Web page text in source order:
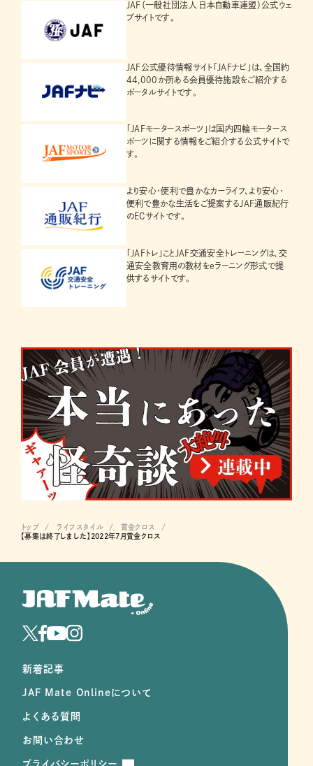
JAF（一般社団法人 日本自動車連盟）公式ウェ
ブサイトです。
JAF公式優待情報サイト「JAFナビ」は、全国約
44,000か所ある会員優待施設をご紹介する
ポータルサイトです。
「JAFモータースポーツ」は国内四輪モータース
ポーツに関する情報をご紹介する公式サイトで
す。
より安心・便利で豊かなカーライフ、より安心・
便利で豊かな生活をご提案するJAF通販紀行
のECサイトです。
「JAFトレ」ことJAF交通安全トレーニングは、交
通安全教育用の教材をeラーニング形式で提
供するサイトです。
トップ ライフスタイル
賞金クロス
【募集は終了しました】2022年7月賞金クロス
新着記事
JAF Mate Onlineについて
よくある質問
お問い合わせ
プライバシーポリシー